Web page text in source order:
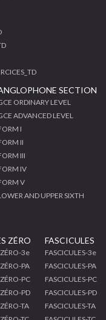
SECTION
ORDINARY LEVEL
ADVANCED LEVEL
I
II
III
IV
V
AND UPPER SIXTH
ZÉRO
ZÉRO-3e
PA
PC
PD
TA
FASCICULES
FASCICULES-3e
FASCICULES-PA
FASCICULES-PC
FASCICULES-PD
FASCICULES-TA